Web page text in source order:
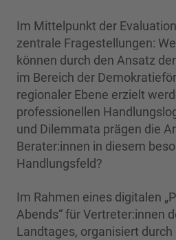
Im Mittelpunkt der
zentrale Fragestellungen:
können durch den Ansatz
im Bereich der
regionaler Ebene erzielt
professionellen
und Dilemmata prägen die
Berater:innen in diesem
Handlungsfeld?
Im Rahmen eines digitalen
Abends“ für Vertreter:innen
Landtages, organisiert